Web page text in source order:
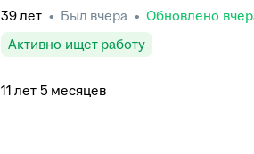
39лет • Был вчера • Обновлено
Активно ищет работу
11 лет 5 месяцев